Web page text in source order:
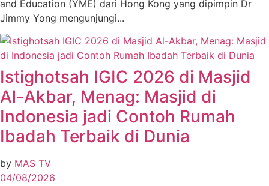
and Education (YME) dari Hong Kong yang dipimpin Dr
Jimmy Yong mengunjungi...
Istighotsah IGIC 2026 di Masjid
Al-Akbar, Menag: Masjid di
Indonesia jadi Contoh Rumah
Ibadah Terbaik di Dunia
by MAS TV
04/08/2026